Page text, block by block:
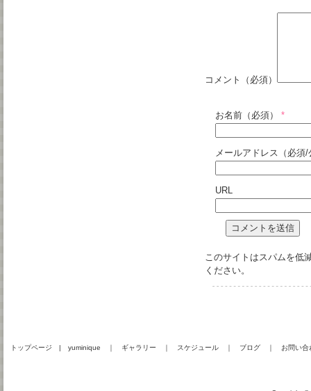
コメント（必須）
お名前（必須） *
メールアドレス（必須
URL
このサイトはスパムを低
ください。
トップページ | yuminique ｜ ギャラリー ｜ スケジュール ｜ ブログ ｜ お問い合